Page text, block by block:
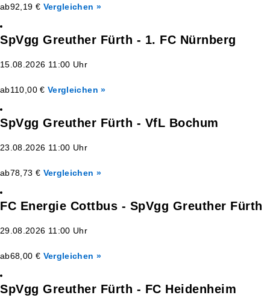
ab92,19 € Vergleichen »
SpVgg Greuther Fürth - 1. FC Nürnberg
15.08.2026 11:00 Uhr
ab110,00 € Vergleichen »
SpVgg Greuther Fürth - VfL Bochum
23.08.2026 11:00 Uhr
ab78,73 € Vergleichen »
FC Energie Cottbus - SpVgg Greuther Fürth
29.08.2026 11:00 Uhr
ab68,00 € Vergleichen »
SpVgg Greuther Fürth - FC Heidenheim